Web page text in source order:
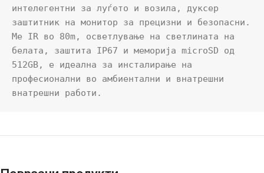
интелегентни за луѓето и возила, дуксер
заштитник на монитор за прецизни и безопасни.
Me IR во 80m, осветлување на светлината на
белата, заштита IP67 и меморија microSD од
512GB, е идеална за инсталирање на
професионални во амбиентални и внатрешни
внатрешни работи.